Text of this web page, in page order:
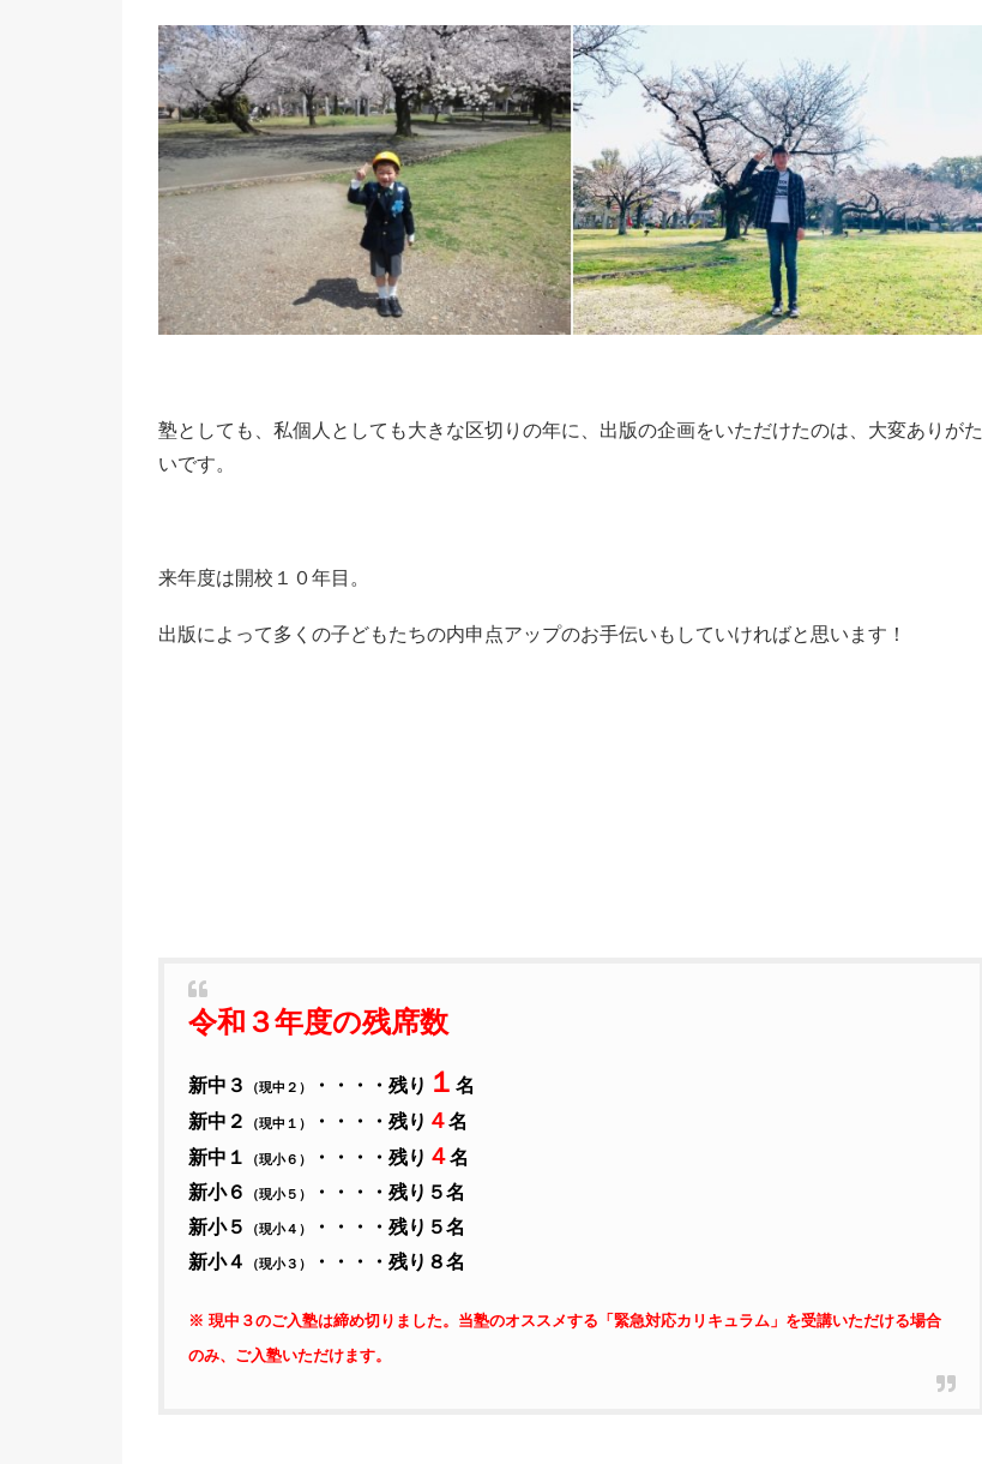
塾としても、私個人としても大きな区切りの年に、出版の企画をいただけたのは、大変ありがた
いです。
来年度は開校１０年目。
出版によって多くの子どもたちの内申点アップのお手伝いもしていければと思います！
令和３年度の残席数
新中３ （現中２） ・・・・残り １ 名
新中２
（現中１） ・・・・残り ４名
新中１
（現小６） ・・・・残り ４名
新小６
（現小５）
・・・・残り５名
新小５
（現小４）
・・・・残り５名
新小４
（現小３） ・・・・残り８名
※ 現中３のご入塾は締め切りました。当塾のオススメする「緊急対応カリキュラム」を受講いただける場合
のみ、ご入塾いただけます。